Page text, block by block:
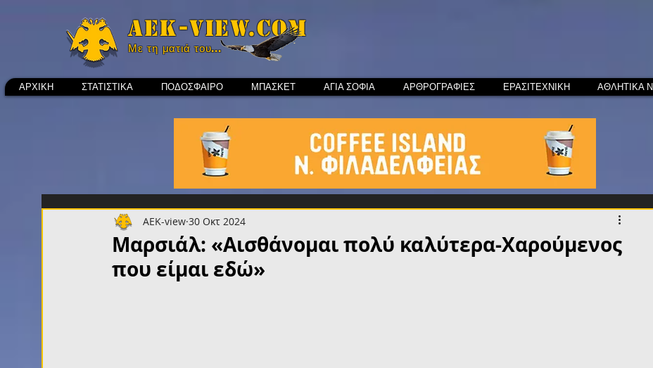
Aek-view.com
Με τη ματιά του...
ΑΡΧΙΚΗ ΣΤΑΤΙΣΤΙΚΑ ΠΟΔΟΣΦΑΙΡΟ ΜΠΑΣΚΕΤ ΑΓΙΑ ΣΟΦΙΑ ΑΡΘΡΟΓΡΑΦΙΕΣ ΕΡΑΣΙΤΕΧΝΙΚΗ ΑΘΛΗΤΙΚΑ
Μαρσιάλ: «Αισθάνομαι πολύ καλύτερα-Χαρούμενος
που είμαι εδώ»
AEK-view 30 Οκτ 2024